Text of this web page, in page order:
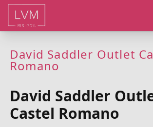
David Saddler Outlet
Romano
David Saddler
Castel Romano